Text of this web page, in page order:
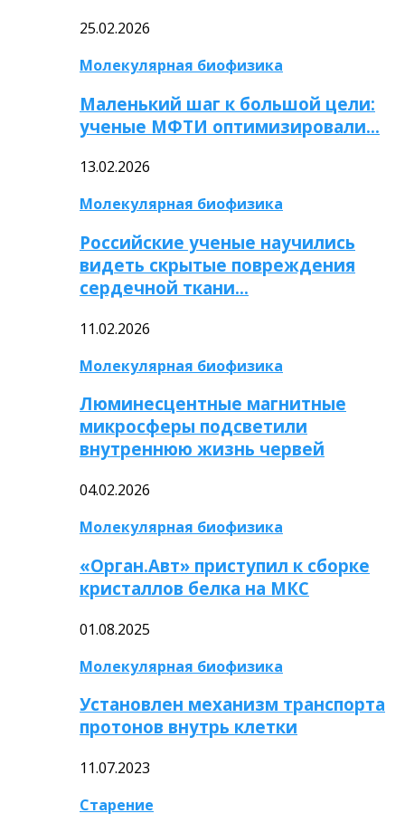
25.02.2026
Молекулярная биофизика
Маленький шаг к большой цели:
ученые МФТИ оптимизировали…
13.02.2026
Молекулярная биофизика
Российские ученые научились
видеть скрытые повреждения
сердечной ткани…
11.02.2026
Молекулярная биофизика
Люминесцентные магнитные
микросферы подсветили
внутреннюю жизнь червей
04.02.2026
Молекулярная биофизика
«Орган.Авт» приступил к сборке
кристаллов белка на МКС
01.08.2025
Молекулярная биофизика
Установлен механизм транспорта
протонов внутрь клетки
11.07.2023
Старение